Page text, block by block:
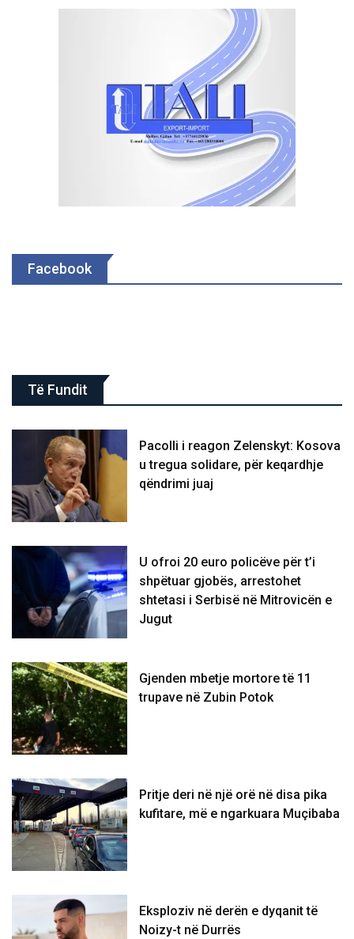
Facebook
Të Fundit
Pacolli i reagon Zelenskyt: Kosova
u tregua solidare, për keqardhje
qëndrimi juaj
U ofroi 20 euro policëve për t’i
shpëtuar gjobës, arrestohet
shtetasi i Serbisë në Mitrovicën e
Jugut
Gjenden mbetje mortore të 11
trupave në Zubin Potok
Pritje deri në një orë në disa pika
kufitare, më e ngarkuara Muçibaba
Eksploziv në derën e dyqanit të
Noizy-t në Durrës